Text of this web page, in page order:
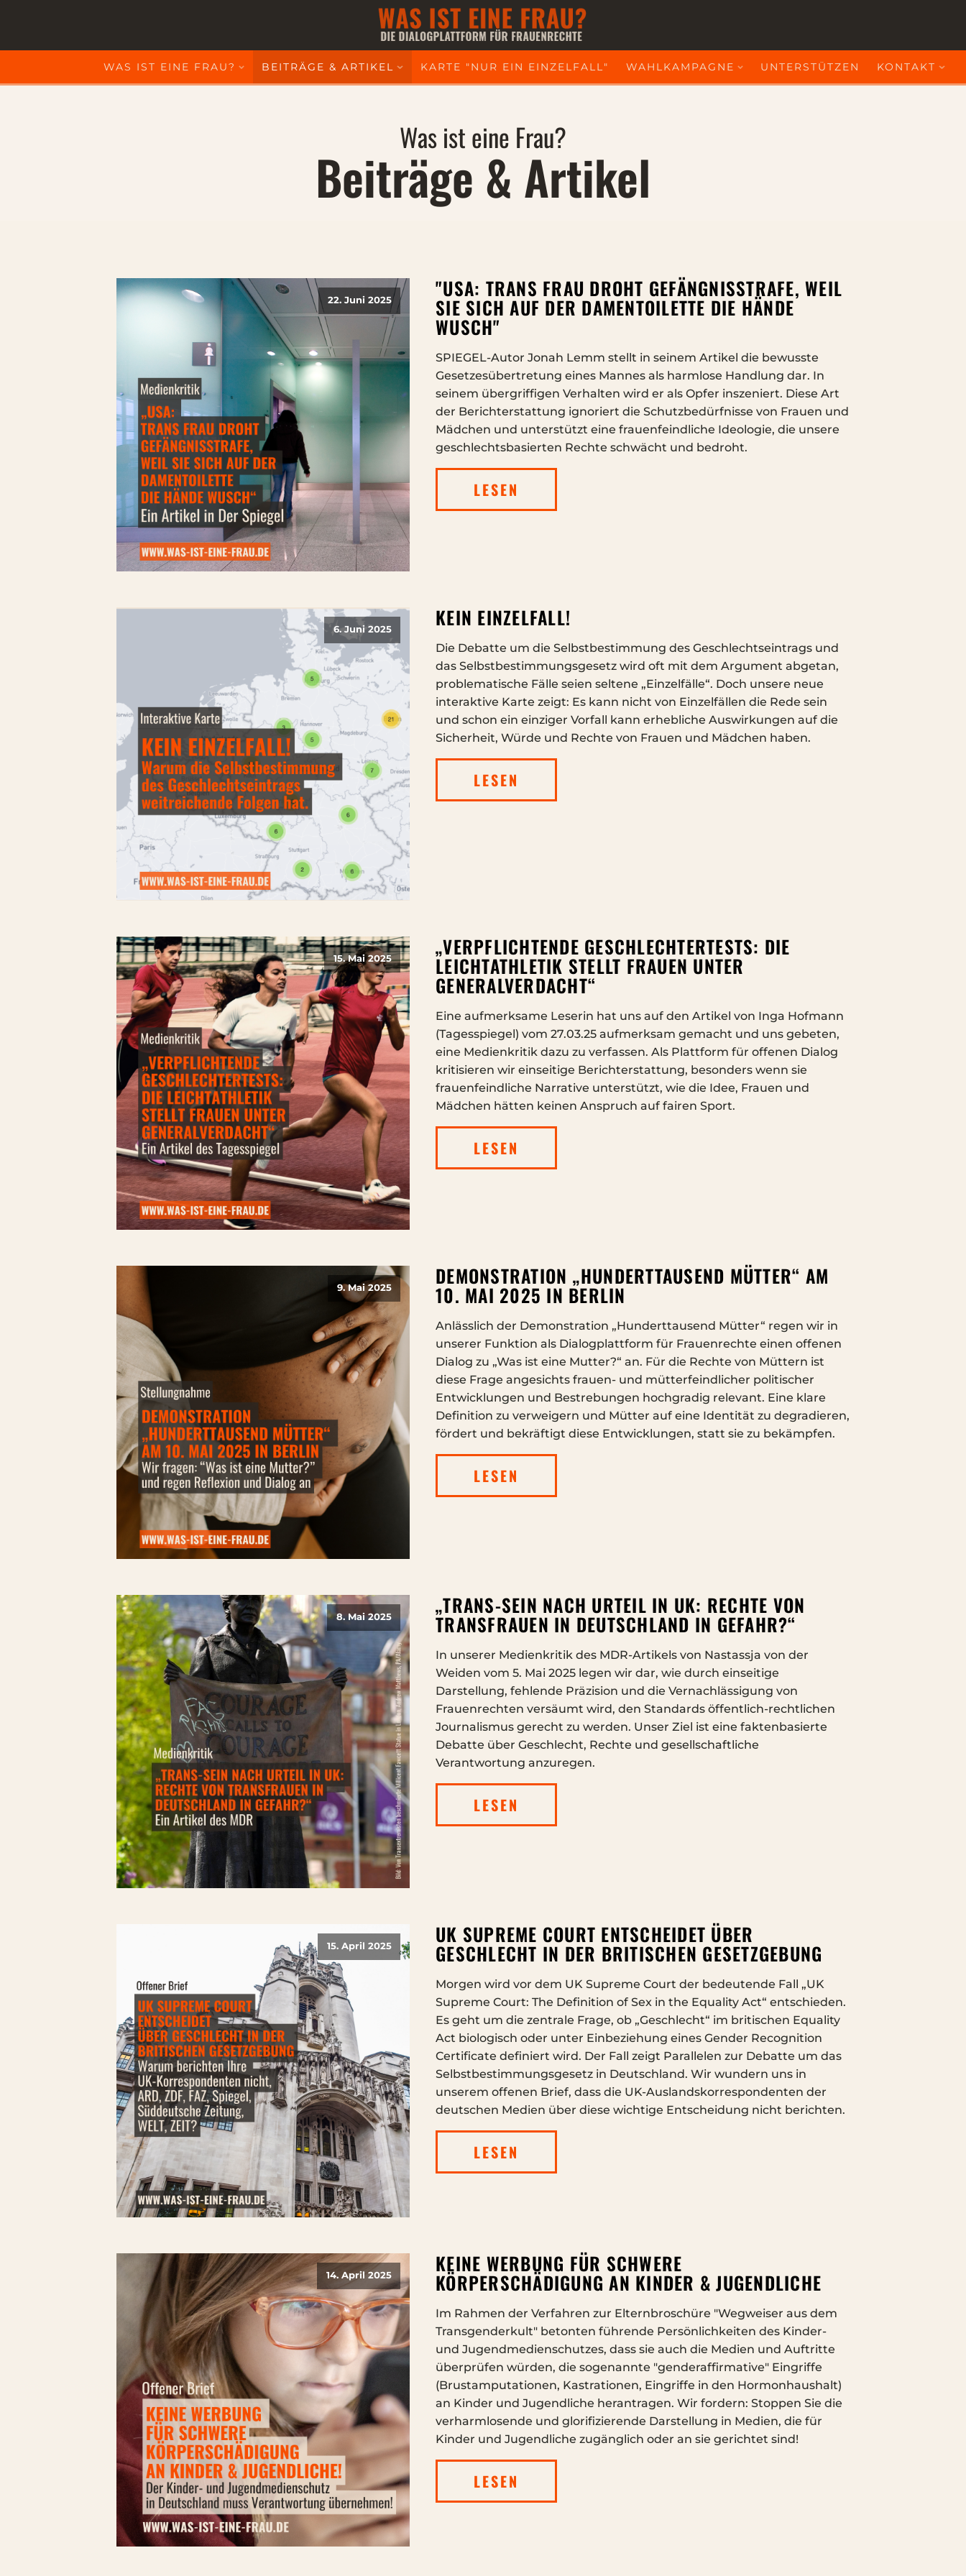
WAS IST EINE FRAU? BEITRÄGE & ARTIKEL KARTE "NUR EIN EINZELFALL" WAHLKAMPAGNE UNTERSTÜTZEN KONTAKT
Was ist eine Frau?
Beiträge & Artikel
22. Juni 2025 "USA: TRANS FRAU DROHT GEFÄNGNISSTRAFE, WEIL
SIE SICH AUF DER DAMENTOILETTE DIE HÄNDE
WUSCH"
SPIEGEL-Autor Jonah Lemm stellt in seinem Artikel die bewusste
Gesetzesübertretung eines Mannes als harmlose Handlung dar. In
seinem übergriffigen Verhalten wird er als Opfer inszeniert. Diese Art
der Berichterstattung ignoriert die Schutzbedürfnisse von Frauen und
Mädchen und unterstützt eine frauenfeindliche Ideologie, die unsere
geschlechtsbasierten Rechte schwächt und bedroht.
LESEN
6. Juni 2025 KEIN EINZELFALL!
Die Debatte um die Selbstbestimmung des Geschlechtseintrags und
das Selbstbestimmungsgesetz wird oft mit dem Argument abgetan,
problematische Fälle seien seltene „Einzelfälle“. Doch unsere neue
interaktive Karte zeigt: Es kann nicht von Einzelfällen die Rede sein
und schon ein einziger Vorfall kann erhebliche Auswirkungen auf die
Sicherheit, Würde und Rechte von Frauen und Mädchen haben.
LESEN
15. Mai 2025 „VERPFLICHTENDE GESCHLECHTERTESTS: DIE
LEICHTATHLETIK STELLT FRAUEN UNTER
GENERALVERDACHT“
Eine aufmerksame Leserin hat uns auf den Artikel von Inga Hofmann
(Tagesspiegel) vom 27.03.25 aufmerksam gemacht und uns gebeten,
eine Medienkritik dazu zu verfassen. Als Plattform für offenen Dialog
kritisieren wir einseitige Berichterstattung, besonders wenn sie
frauenfeindliche Narrative unterstützt, wie die Idee, Frauen und
Mädchen hätten keinen Anspruch auf fairen Sport.
LESEN
9. Mai 2025 DEMONSTRATION „HUNDERTTAUSEND MÜTTER“ AM
10. MAI 2025 IN BERLIN
Anlässlich der Demonstration „Hunderttausend Mütter“ regen wir in
unserer Funktion als Dialogplattform für Frauenrechte einen offenen
Dialog zu „Was ist eine Mutter?“ an. Für die Rechte von Müttern ist
diese Frage angesichts frauen- und mütterfeindlicher politischer
Entwicklungen und Bestrebungen hochgradig relevant. Eine klare
Definition zu verweigern und Mütter auf eine Identität zu degradieren,
fördert und bekräftigt diese Entwicklungen, statt sie zu bekämpfen.
LESEN
8. Mai 2025 „TRANS-SEIN NACH URTEIL IN UK: RECHTE VON
TRANSFRAUEN IN DEUTSCHLAND IN GEFAHR?“
In unserer Medienkritik des MDR-Artikels von Nastassja von der
Weiden vom 5. Mai 2025 legen wir dar, wie durch einseitige
Darstellung, fehlende Präzision und die Vernachlässigung von
Frauenrechten versäumt wird, den Standards öffentlich-rechtlichen
Journalismus gerecht zu werden. Unser Ziel ist eine faktenbasierte
Debatte über Geschlecht, Rechte und gesellschaftliche
Verantwortung anzuregen.
LESEN
15. April 2025 UK SUPREME COURT ENTSCHEIDET ÜBER
GESCHLECHT IN DER BRITISCHEN GESETZGEBUNG
Morgen wird vor dem UK Supreme Court der bedeutende Fall „UK
Supreme Court: The Definition of Sex in the Equality Act“ entschieden.
Es geht um die zentrale Frage, ob „Geschlecht“ im britischen Equality
Act biologisch oder unter Einbeziehung eines Gender Recognition
Certificate definiert wird. Der Fall zeigt Parallelen zur Debatte um das
Selbstbestimmungsgesetz in Deutschland. Wir wundern uns in
unserem offenen Brief, dass die UK-Auslandskorrespondenten der
deutschen Medien über diese wichtige Entscheidung nicht berichten.
LESEN
14. April 2025 KEINE WERBUNG FÜR SCHWERE
KÖRPERSCHÄDIGUNG AN KINDER & JUGENDLICHE
Im Rahmen der Verfahren zur Elternbroschüre "Wegweiser aus dem
Transgenderkult" betonten führende Persönlichkeiten des Kinder-
und Jugendmedienschutzes, dass sie auch die Medien und Auftritte
überprüfen würden, die sogenannte "genderaffirmative" Eingriffe
(Brustamputationen, Kastrationen, Eingriffe in den Hormonhaushalt)
an Kinder und Jugendliche herantragen. Wir fordern: Stoppen Sie die
verharmlosende und glorifizierende Darstellung in Medien, die für
Kinder und Jugendliche zugänglich oder an sie gerichtet sind!
LESEN